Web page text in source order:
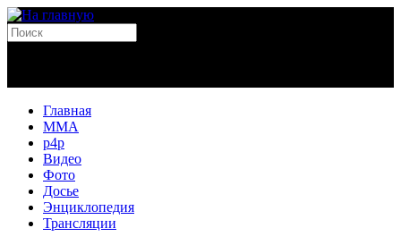
Главная
MMA
p4p
Видео
Фото
Досье
Энциклопедия
Трансляции